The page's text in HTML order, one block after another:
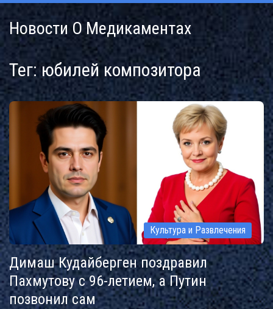
Новости О Медикаментах
Тег: юбилей композитора
Культура и Развлечения
Димаш Кудайберген поздравил
Пахмутову с 96-летием, а Путин
позвонил сам